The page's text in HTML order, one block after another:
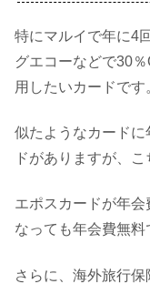
特にマルイで年に4
グエコーなどで30
用したいカードです
似たようなカード
ドがありますが、
エポスカードが年
なっても年会費無料
さらに、海外旅行